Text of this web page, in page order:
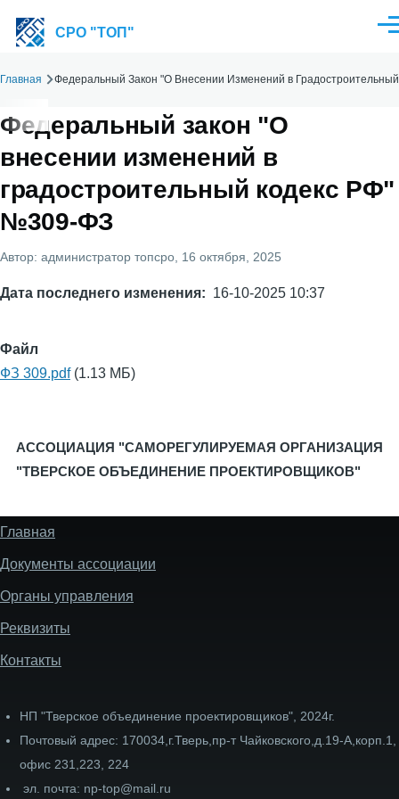
СРО "ТОП"
Строка
навигации
Главная Федеральный Закон "О Внесении Изменений в
Федеральный закон "О
внесении изменений в
градостроительный кодекс РФ"
№309-ФЗ
Автор: администратор топсро , 16 октября, 2025
Дата последнего изменения 16-10-2025 10:37
Файл
ФЗ 309.pdf (1.13 МБ)
АССОЦИАЦИЯ "САМОРЕГУЛИРУЕМАЯ ОРГАНИЗАЦИЯ
"ТВЕРСКОЕ ОБЪЕДИНЕНИЕ ПРОЕКТИРОВЩИКОВ"
Меню
сайта
Главная
Документы ассоциации
Органы управления
Реквизиты
Контакты
НП "Тверское объединение проектировщиков", 2024г.
Почтовый адрес: 170034,г.Тверь,пр-т Чайковского,д.19-А,корп.1,
офис 231,223, 224
эл. почта: np-top@mail.ru